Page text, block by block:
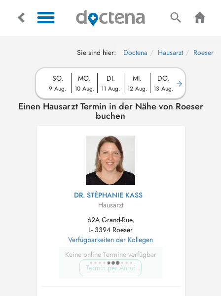
Sie sind hier: Doctena Hausarzt Roeser
SO.
9 Aug.
MO.
10 Aug.
DI.
11 Aug.
MI.
12 Aug.
DO.
13 Aug.
Einen Hausarzt Termin in der Nähe von Roeser
buchen
DR. STÉPHANIE KASS
Hausarzt
62A Grand-Rue,
L- 3394 Roeser
Verfügbarkeiten der Kollegen
Keine online Termine verfügbar
Termin per Anruf